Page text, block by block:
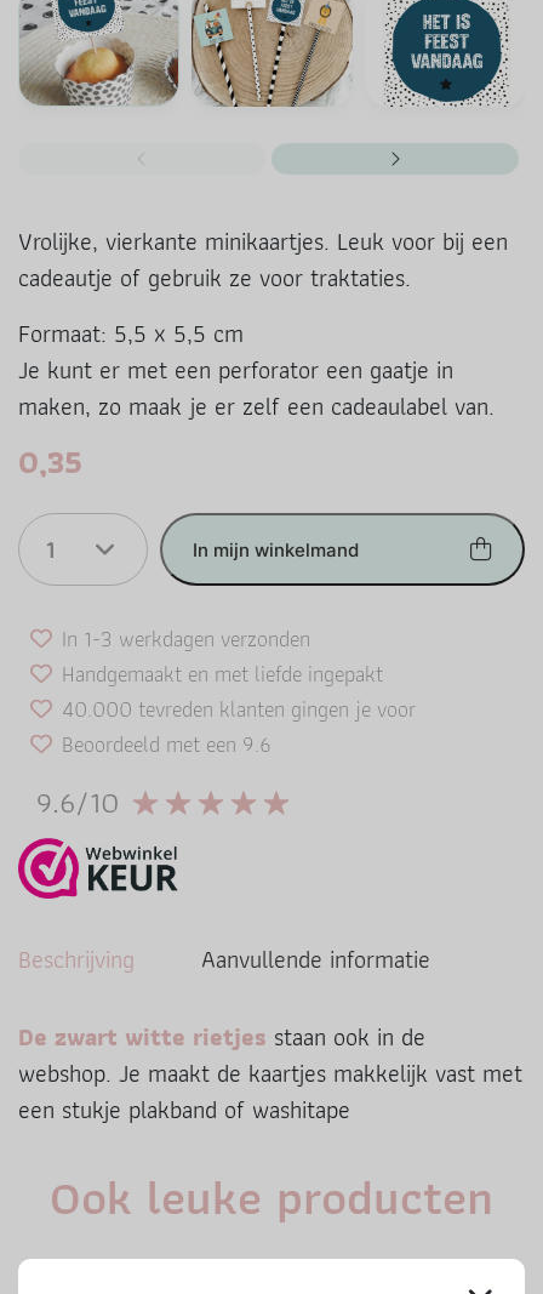
Vrolijke, vierkante minikaartjes. Leuk voor bij een
cadeautje of gebruik ze voor traktaties.
Formaat: 5,5 x 5,5 cm
Je kunt er met een perforator een gaatje in
maken, zo maak je er zelf een cadeaulabel van.
0,35
1 In mijn winkelmand
In 1-3 werkdagen verzonden
Handgemaakt en met liefde ingepakt
40.000 tevreden klanten gingen je voor
Beoordeeld met een 9.6
9.6/10
Beschrijving
Aanvullende informatie
De zwart witte rietjes staan ook in de
webshop. Je maakt de kaartjes makkelijk vast met
een stukje plakband of washitape
Ook leuke producten